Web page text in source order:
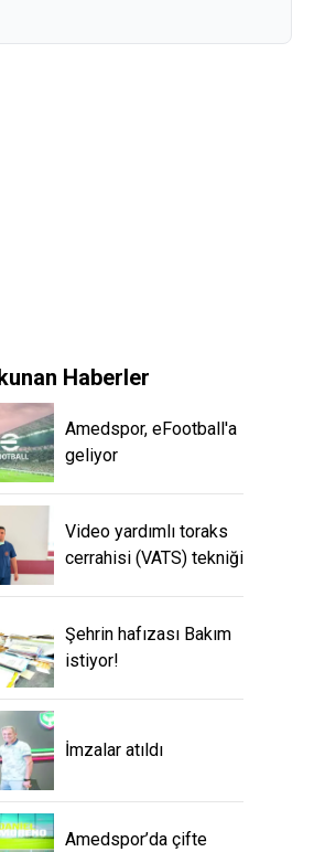
Haberler
Amedspor, eFootball'a
geliyor
Video yardımlı toraks
cerrahisi (VATS) tekniği
Şehrin hafızası Bakım
istiyor!
İmzalar atıldı
Amedspor’da çifte